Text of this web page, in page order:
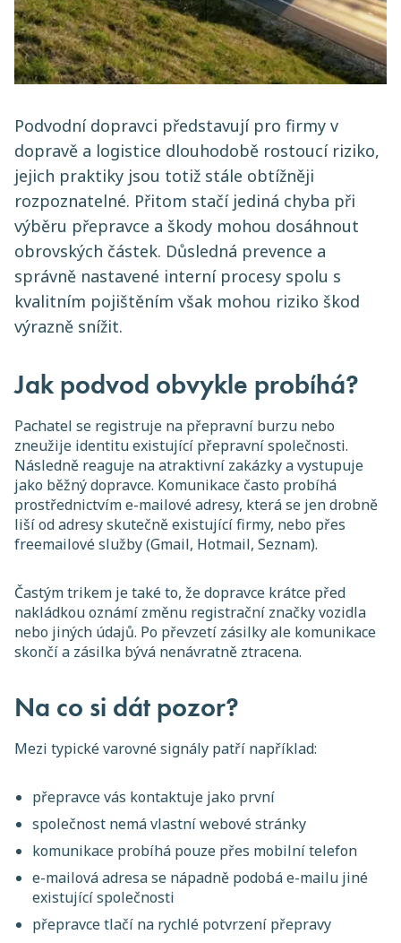
Podvodní dopravci představují pro firmy v
dopravě a logistice dlouhodobě rostoucí riziko,
jejich praktiky jsou totiž stále obtížněji
rozpoznatelné. Přitom stačí jediná chyba při
výběru přepravce a škody mohou dosáhnout
obrovských částek. Důsledná prevence a
správně nastavené interní procesy spolu s
kvalitním pojištěním však mohou riziko škod
výrazně snížit.
Jak podvod obvykle probíhá?
Pachatel se registruje na přepravní burzu nebo
zneužije identitu existující přepravní společnosti.
Následně reaguje na atraktivní zakázky a vystupuje
jako běžný dopravce. Komunikace často probíhá
prostřednictvím e-mailové adresy, která se jen drobně
liší od adresy skutečně existující firmy, nebo přes
freemailové služby (Gmail, Hotmail, Seznam).
Častým trikem je také to, že dopravce krátce před
nakládkou oznámí změnu registrační značky vozidla
nebo jiných údajů. Po převzetí zásilky ale komunikace
skončí a zásilka bývá nenávratně ztracena.
Na co si dát pozor?
Mezi typické varovné signály patří například:
přepravce vás kontaktuje jako první
společnost nemá vlastní webové stránky
komunikace probíhá pouze přes mobilní telefon
e-mailová adresa se nápadně podobá e-mailu jiné
existující společnosti
přepravce tlačí na rychlé potvrzení přepravy